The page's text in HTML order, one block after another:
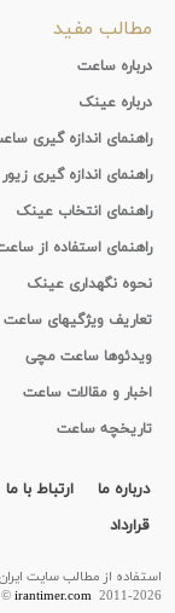
مطالب مفید
درباره ساعت
درباره عینک
راهنمای اندازه گیری
راهنمای اندازه گیری زیور
راهنمای انتخاب عینک
راهنمای استفاده از
نحوه نگهداری عینک
تعاریف ویژگیهای ساعت
ویدئوها ساعت مچی
اخبار و مقالات ساعت
تاریخچه ساعت
درباره ما ارتباط با ما
قرارداد
استفاده از مطالب سايت
©irantimer.com2011-2026